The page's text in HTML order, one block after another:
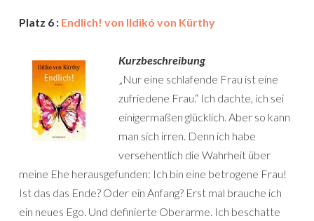
Platz 6 : Endlich! von Ildikó von Kürthy
Kurzbeschreibung
„Nur eine schlafende Frau ist eine
zufriedene Frau.“ Ich dachte, ich sei
einigermaßen glücklich. Aber so kann
man sich irren. Denn ich habe
versehentlich die Wahrheit über
meine Ehe herausgefunden: Ich bin eine betrogene Frau!
Ist das das Ende? Oder ein Anfang? Erst mal brauche ich
ein neues Ego. Und definierte Oberarme. Ich beschatte